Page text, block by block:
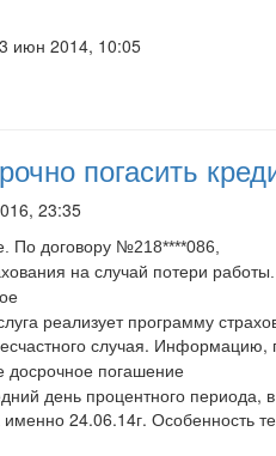
июн 2014, 10:05
погасить
23:35
По договору №218****086,
на случай потери
реализует программу
случая. Информацию,
досрочное погашение
день процентного периода,
24.06.14г. Особенность